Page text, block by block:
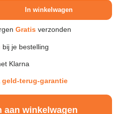
In winkelwagen
Gratis verzonden
bij je bestelling
Klarna
geld-terug-garantie
aan winkelwagen